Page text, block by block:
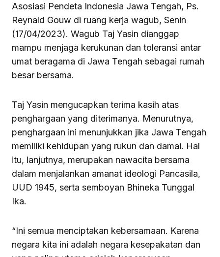
Asosiasi Pendeta Indonesia Jawa Tengah, Ps.
Reynald Gouw di ruang kerja wagub, Senin
(17/04/2023). Wagub Taj Yasin dianggap
mampu menjaga kerukunan dan toleransi antar
umat beragama di Jawa Tengah sebagai rumah
besar bersama.
Taj Yasin mengucapkan terima kasih atas
penghargaan yang diterimanya. Menurutnya,
penghargaan ini menunjukkan jika Jawa Tengah
memiliki kehidupan yang rukun dan damai. Hal
itu, lanjutnya, merupakan nawacita bersama
dalam menjalankan amanat ideologi Pancasila,
UUD 1945, serta semboyan Bhineka Tunggal
Ika.
“Ini semua menciptakan kebersamaan. Karena
negara kita ini adalah negara kesepakatan dan